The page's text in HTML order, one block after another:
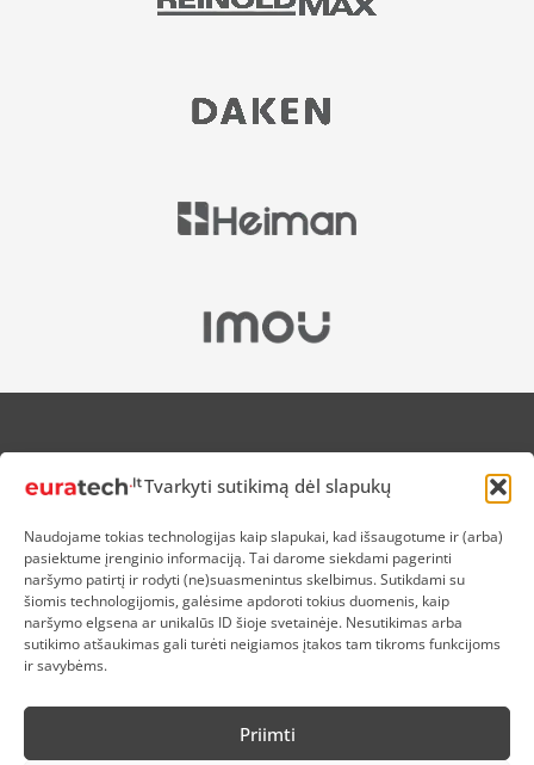
Tvarkyti sutikimą dėl slapukų
Naudojame tokias technologijas kaip slapukai, kad išsaugotume ir (arba)
pasiektume įrenginio informaciją. Tai darome siekdami pagerinti
naršymo patirtį ir rodyti (ne)suasmenintus skelbimus. Sutikdami su
šiomis technologijomis, galėsime apdoroti tokius duomenis, kaip
naršymo elgsena ar unikalūs ID šioje svetainėje. Nesutikimas arba
sutikimo atšaukimas gali turėti neigiamos įtakos tam tikroms funkcijoms
ir savybėms.
Priimti
APIE MUS
NUOLAIDOS HEROJAMS
PREKIŲ IR PINIGŲ GRĄŽINIMAS
ATSISKAITYMAS
D.U.K
KOKYBĖS POLITIKA
SLAPUKŲ POLITIKA
SĄLYGOS IR TAISYKLĖS
ELEKTRONIKOS RŪŠIAVIMAS